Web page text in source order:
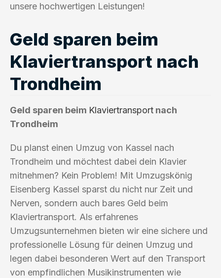
unsere hochwertigen Leistungen!
Geld sparen beim
Klaviertransport nach
Trondheim
Geld sparen beim Klaviertransport nach
Trondheim
Du planst einen Umzug von Kassel nach
Trondheim und möchtest dabei dein Klavier
mitnehmen? Kein Problem! Mit Umzugskönig
Eisenberg Kassel sparst du nicht nur Zeit und
Nerven, sondern auch bares Geld beim
Klaviertransport. Als erfahrenes
Umzugsunternehmen bieten wir eine sichere und
professionelle Lösung für deinen Umzug und
legen dabei besonderen Wert auf den Transport
von empfindlichen Musikinstrumenten wie